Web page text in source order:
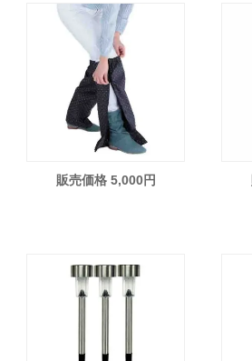
販売価格 5,000円